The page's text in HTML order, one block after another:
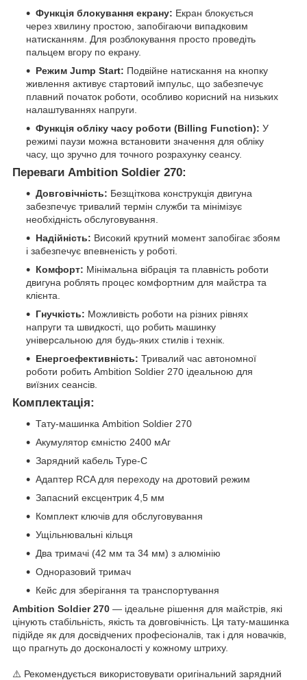
Функція блокування екрану: Екран блокується
через хвилину простою, запобігаючи випадковим
натисканням. Для розблокування просто проведіть
пальцем вгору по екрану.
Режим Jump Start: Подвійне натискання на кнопку
живлення активує стартовий імпульс, що забезпечує
плавний початок роботи, особливо корисний на низьких
налаштуваннях напруги.
Функція обліку часу роботи (Billing Function): У
режимі паузи можна встановити значення для обліку
часу, що зручно для точного розрахунку сеансу.
Переваги Ambition Soldier 270:
Довговічність: Безщіткова конструкція двигуна
забезпечує тривалий термін служби та мінімізує
необхідність обслуговування.
Надійність: Високий крутний момент запобігає збоям
і забезпечує впевненість у роботі.
Комфорт: Мінімальна вібрація та плавність роботи
двигуна роблять процес комфортним для майстра та
клієнта.
Гнучкість: Можливість роботи на різних рівнях
напруги та швидкості, що робить машинку
універсальною для будь-яких стилів і технік.
Енергоефективність: Тривалий час автономної
роботи робить Ambition Soldier 270 ідеальною для
виїзних сеансів.
Комплектація:
Тату-машинка Ambition Soldier 270
Акумулятор ємністю 2400 мАг
Зарядний кабель Type-C
Адаптер RCA для переходу на дротовий режим
Запасний ексцентрик 4,5 мм
Комплект ключів для обслуговування
Ущільнювальні кільця
Два тримачі (42 мм та 34 мм) з алюмінію
Одноразовий тримач
Кейс для зберігання та транспортування
Ambition Soldier 270 — ідеальне рішення для майстрів, які
цінують стабільність, якість та довговічність. Ця тату-машинка
підійде як для досвідчених професіоналів, так і для новачків,
що прагнуть до досконалості у кожному штриху.
⚠️ Рекомендується використовувати оригінальний зарядний